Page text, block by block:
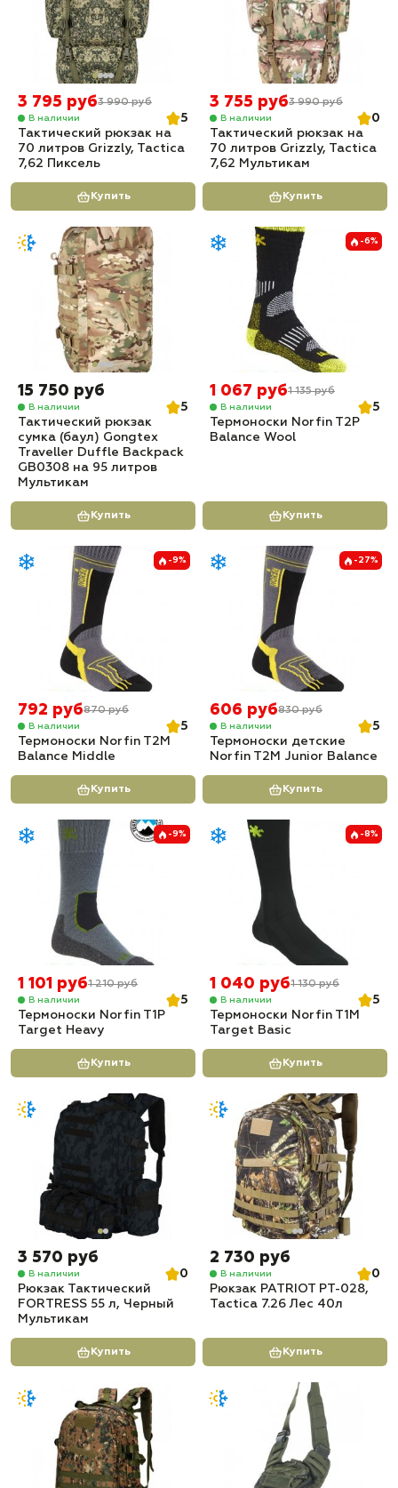
3 795 руб3 990 руб
В наличии
5
Тактический рюкзак на
70 литров Grizzly, Tactica
7,62 Пиксель
Купить
3 755 руб3 990 руб
В наличии
0
Тактический рюкзак на
70 литров Grizzly, Tactica
7,62 Мультикам
Купить
15 750 руб
В наличии
5
Тактический рюкзак
сумка (баул) Gongtex
Traveller Duffle Backpack
GB0308 на 95 литров
Мультикам
Купить
-6%
1 067 руб1 135 руб
В наличии
5
Термоноски Norfin T2P
Balance Wool
Купить
-9%
792 руб870 руб
В наличии
5
Термоноски Norfin T2M
Balance Middle
Купить
-27%
606 руб830 руб
В наличии
5
Термоноски детские
Norfin T2M Junior Balance
Купить
-9%
1 101 руб1 210 руб
В наличии
5
Термоноски Norfin T1P
Target Heavy
Купить
-8%
1 040 руб1 130 руб
В наличии
5
Термоноски Norfin T1M
Target Basic
Купить
3 570 руб
В наличии
0
Рюкзак Тактический
FORTRESS 55 л, Черный
Мультикам
Купить
2 730 руб
В наличии
0
Рюкзак PATRIOT РТ-028,
Tactica 7.26 Лес 40л
Купить